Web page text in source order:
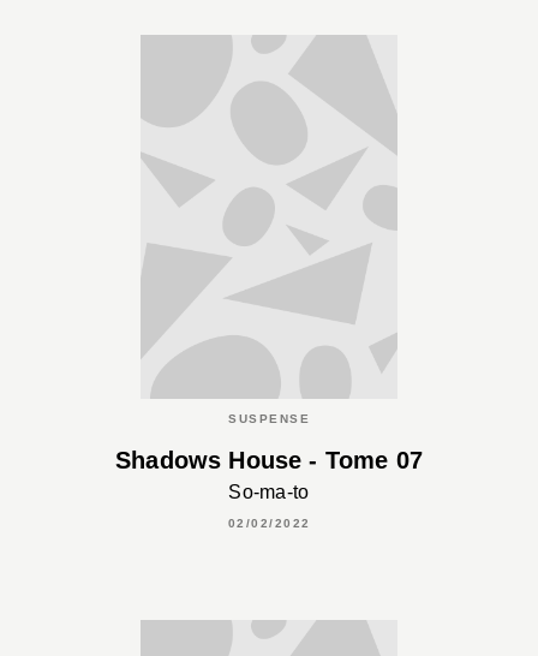
SUSPENSE
Shadows House - Tome 07
So-ma-to
02/02/2022